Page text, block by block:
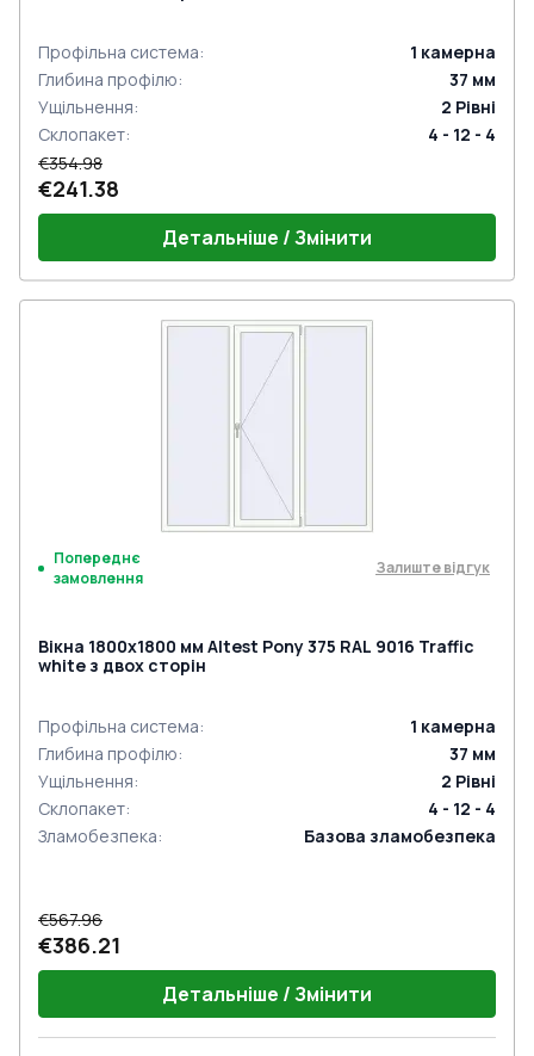
Профільна система: 1 камерна
Глибина профілю: 37 мм
Ущільнення: 2 Рівні
Склопакет:
4 - 12 - 4
€354.98
€241.38
Детальніше / Змінити
Попереднє
замовлення
Залиште відгук
Вікна 1800x1800 мм Altest Pony 375 RAL 9016 Traffic
white з двох сторін
Профільна система: 1 камерна
Глибина профілю: 37 мм
Ущільнення: 2 Рівні
Склопакет:
4 - 12 - 4
Зламобезпека: Базова зламобезпека
€567.96
€386.21
Детальніше / Змінити